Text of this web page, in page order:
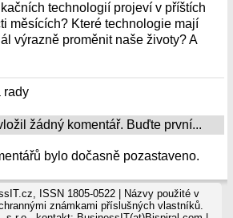
technologií projeví v příštích
měsících? Které technologie mají
výrazně proměnit naše životy? A
rady
žádný komentář. Buďte první...
bylo dočasně pozastaveno.
ISSN 1805-0522 | Názvy použité v
známkami příslušných vlastníků.